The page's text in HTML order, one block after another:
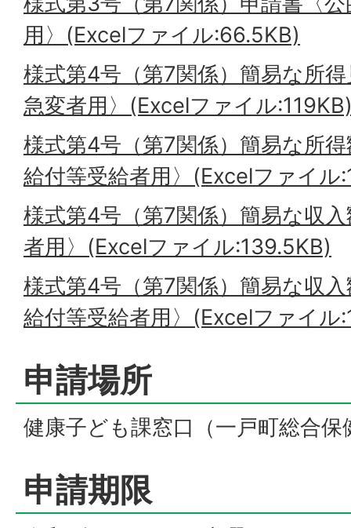
用〉(Excelファイル:66.5KB)
様式第4号（第7関係）簡易な所
急変者用〉(Excelファイル
様式第4号（第7関係）簡易な所
給付等受給者用〉(Excelファイル
様式第4号（第7関係）簡易な収
者用〉(Excelファイル:139.5KB)
様式第4号（第7関係）簡易な収
給付等受給者用〉(Excelファイル
申請場所
健康子ども課窓口（一戸町総合
申請期限